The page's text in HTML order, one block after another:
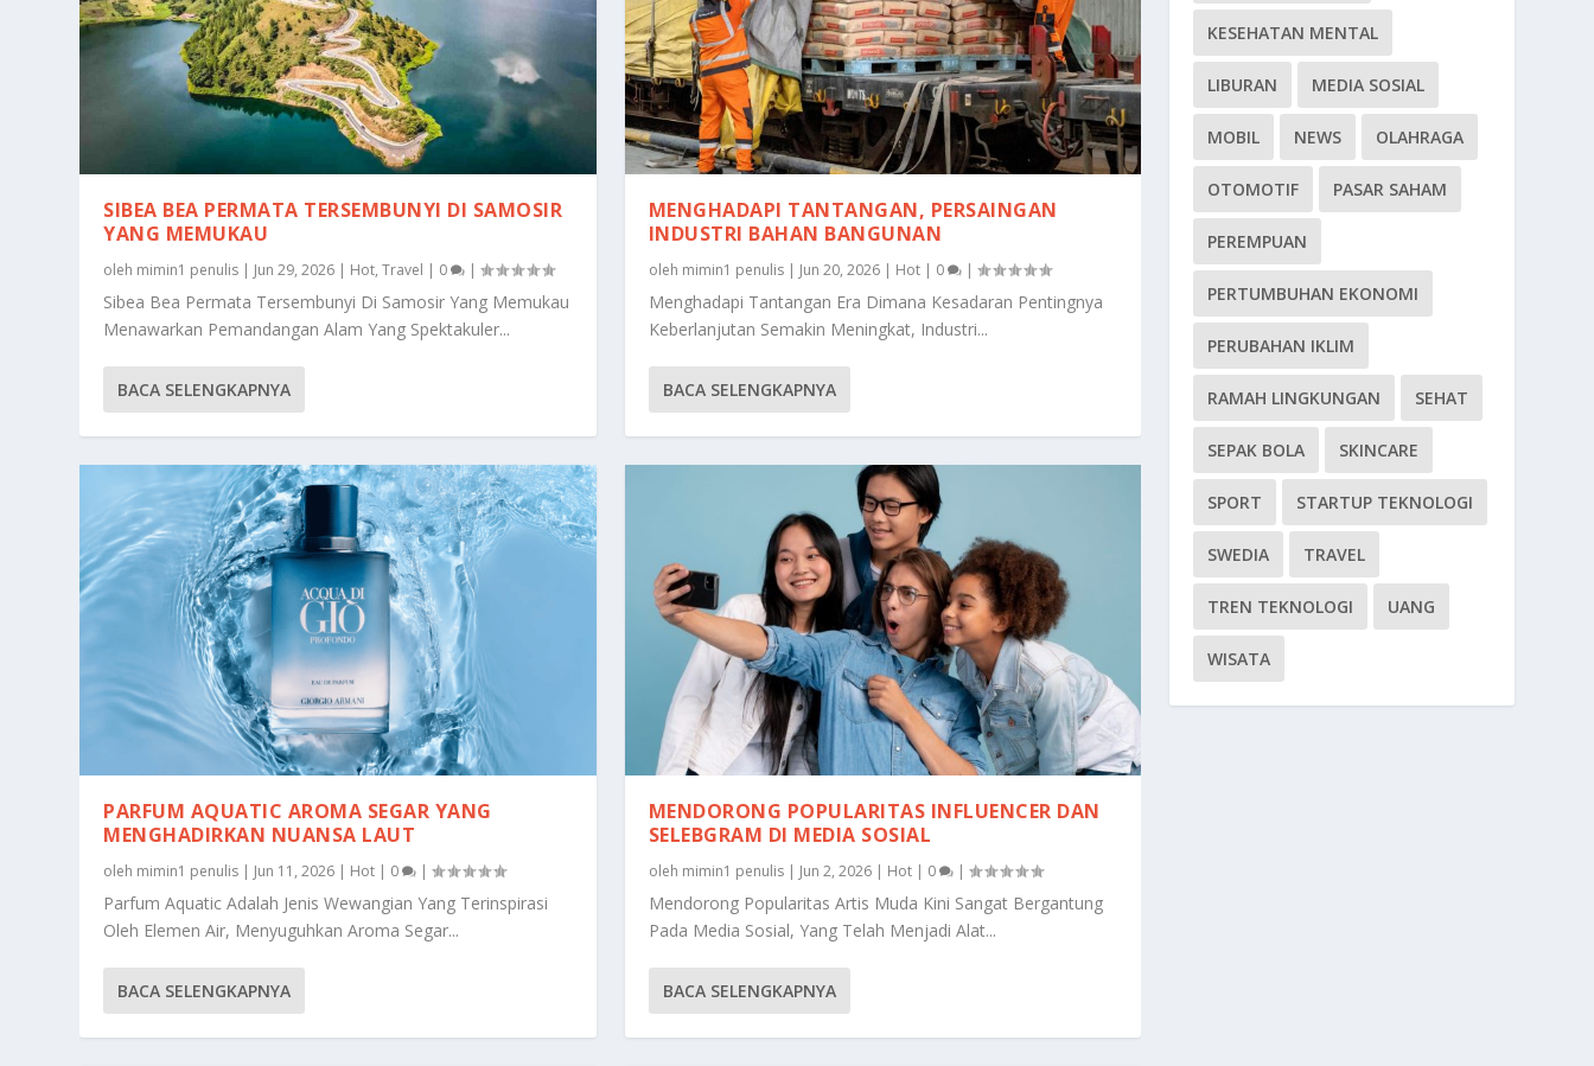
SIBEA BEA PERMATA TERSEMBUNYI DI SAMOSIR
YANG MEMUKAU
oleh mimin1 penulis | Jun 29, 2026 | Hot,Travel | 0 |
Sibea Bea Permata Tersembunyi Di Samosir Yang Memukau
Menawarkan Pemandangan Alam Yang Spektakuler...
BACA SELENGKAPNYA
PARFUM AQUATIC AROMA SEGAR YANG
MENGHADIRKAN NUANSA LAUT
oleh mimin1 penulis | Jun 11, 2026 | Hot | 0 |
Parfum Aquatic Adalah Jenis Wewangian Yang Terinspirasi
Oleh Elemen Air, Menyuguhkan Aroma Segar...
BACA SELENGKAPNYA
MENGHADAPI TANTANGAN, PERSAINGAN
INDUSTRI BAHAN BANGUNAN
oleh mimin1 penulis| Jun 20, 2026| Hot| 0 |
Menghadapi Tantangan Era Dimana Kesadaran Pentingnya
Keberlanjutan Semakin Meningkat, Industri...
BACA SELENGKAPNYA
MENDORONG POPULARITAS INFLUENCER DAN
SELEBGRAM DI MEDIA SOSIAL
oleh mimin1 penulis| Jun 2, 2026| Hot| 0 |
Mendorong Popularitas Artis Muda Kini Sangat Bergantung
Pada Media Sosial, Yang Telah Menjadi Alat...
BACA SELENGKAPNYA
KESEHATAN MENTAL
LIBURAN MEDIA SOSIAL
MOBIL NEWS OLAHRAGA
OTOMOTIF PASAR SAHAM
PEREMPUAN
PERTUMBUHAN EKONOMI
PERUBAHAN IKLIM
RAMAH LINGKUNGAN SEHAT
SEPAK BOLA SKINCARE
SPORT STARTUP TEKNOLOGI
SWEDIA TRAVEL
TREN TEKNOLOGI UANG
WISATA